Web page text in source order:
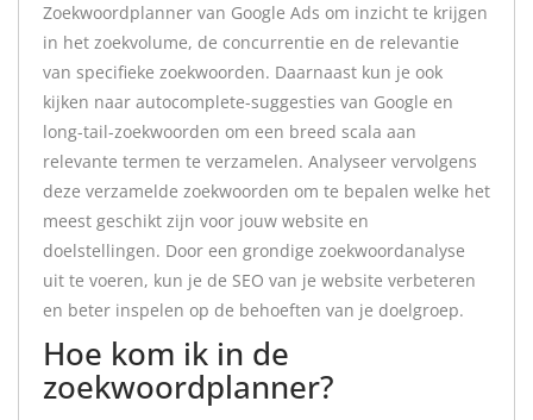
Zoekwoordplanner van Google Ads om inzicht te krijgen
in het zoekvolume, de concurrentie en de relevantie
van specifieke zoekwoorden. Daarnaast kun je ook
kijken naar autocomplete-suggesties van Google en
long-tail-zoekwoorden om een breed scala aan
relevante termen te verzamelen. Analyseer vervolgens
deze verzamelde zoekwoorden om te bepalen welke het
meest geschikt zijn voor jouw website en
doelstellingen. Door een grondige zoekwoordanalyse
uit te voeren, kun je de SEO van je website verbeteren
en beter inspelen op de behoeften van je doelgroep.
Hoe kom ik in de
zoekwoordplanner?